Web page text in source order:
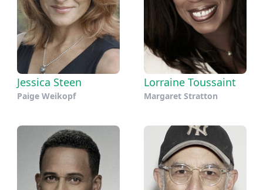
Jessica Steen
Paige Weikopf
Lorraine Toussaint
Margaret Stratton